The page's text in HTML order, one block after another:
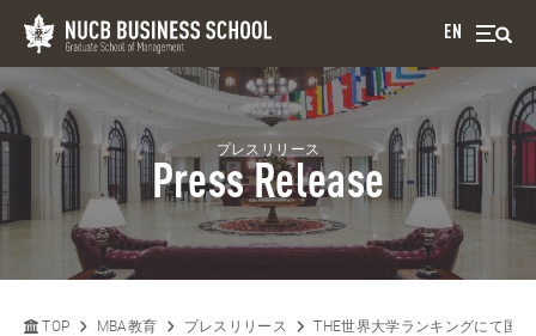
EN
プレスリリース
Press Release
TOP MBA教育 プレスリリース THE世界大学ランキングにて国